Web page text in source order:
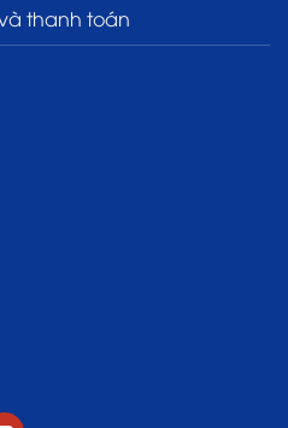
thanh toán